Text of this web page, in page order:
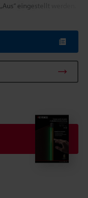
eingestellt werden.